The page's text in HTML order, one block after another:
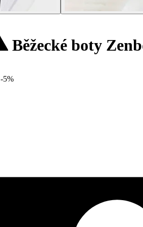
Běžecké boty
-5%